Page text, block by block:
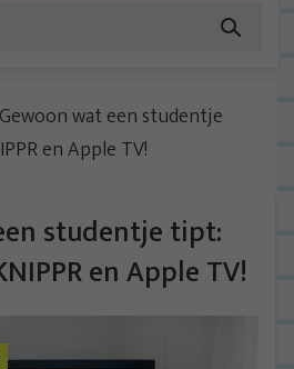
Gewoon wat een studentje
en Apple TV!
studentje tipt:
en Apple TV!